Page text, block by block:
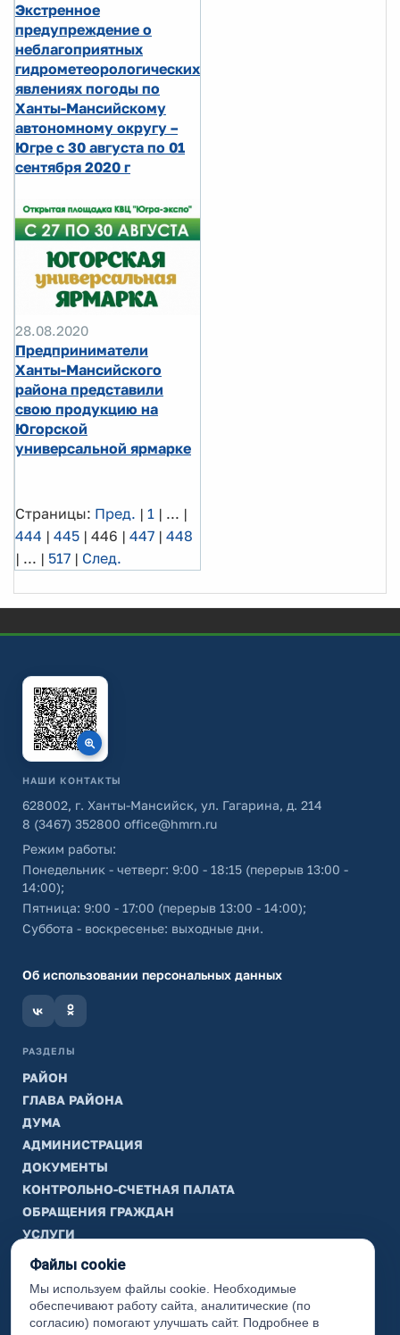
Экстренное
предупреждение о
неблагоприятных
гидрометеорологических
явлениях погоды по
Ханты-Мансийскому
автономному округу –
Югре с 30 августа по 01
сентября 2020 г
28.08.2020
Предприниматели
Ханты-Мансийского
района представили
свою продукцию на
Югорской
универсальной ярмарке
Страницы: Пред. | 1 | ... |
444 | 445 | 446 | 447 | 448
| ... | 517 | След.
НАШИ КОНТАКТЫ
628002, г. Ханты-Мансийск, ул. Гагарина, д. 214
8 (3467) 352800 office@hmrn.ru
Режим работы:
Понедельник - четверг: 9:00 - 18:15 (перерыв 13:00 -
14:00);
Пятница: 9:00 - 17:00 (перерыв 13:00 - 14:00);
Суббота - воскресенье: выходные дни.
Об использовании персональных данных
РАЗДЕЛЫ
РАЙОН
ГЛАВА РАЙОНА
ДУМА
АДМИНИСТРАЦИЯ
ДОКУМЕНТЫ
КОНТРОЛЬНО-СЧЕТНАЯ ПАЛАТА
ОБРАЩЕНИЯ ГРАЖДАН
УСЛУГИ
ТИК
ИНФОРМАЦИЯ
Законодательная карта
Файлы cookie
Мы используем файлы cookie. Необходимые
обеспечивают работу сайта, аналитические (по
согласию) помогают улучшать сайт. Подробнее в